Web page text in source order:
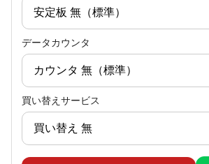
データカウンタ
買い替えサービス